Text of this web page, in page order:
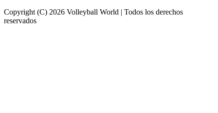
Copyright (C) 2026 Volleyball World | Todos los derechos
reservados